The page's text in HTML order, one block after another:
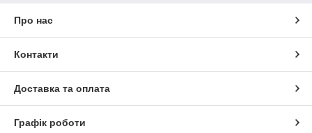
Про нас
Контакти
Доставка та оплата
Графік роботи